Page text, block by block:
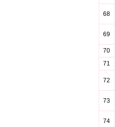
68
69
70
71
72
73
74